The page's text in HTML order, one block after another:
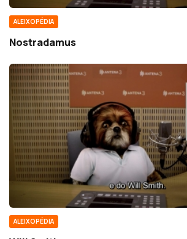
ALEIXOPÉDIA
Nostradamus
ALEIXOPÉDIA